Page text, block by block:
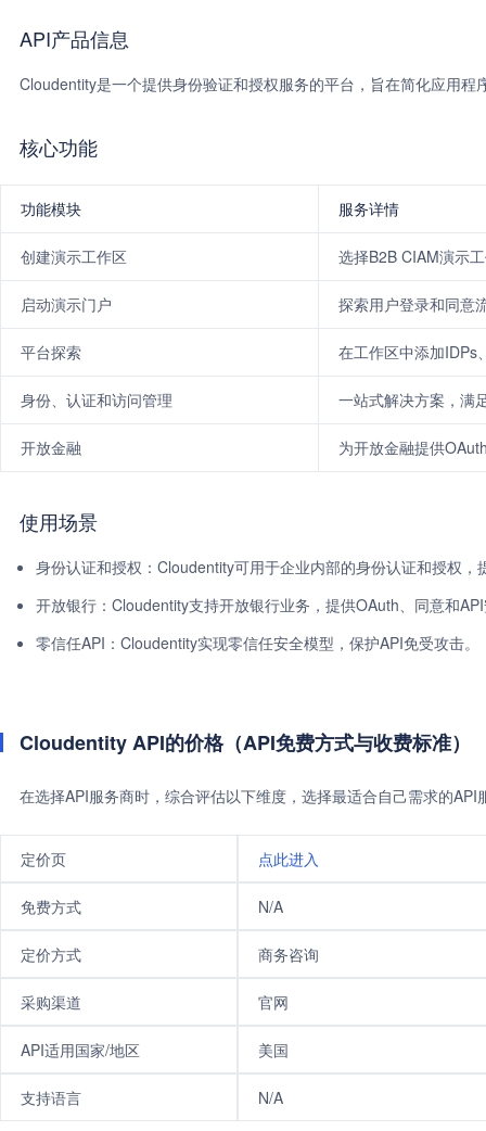
API产品信息
Cloudentity是一个提供身份验证和授权服务的平台，旨在简化应用程
核心功能
功能模块 服务详情
创建演示工作区 选择B2B CIAM演示
启动演示门户 探索用户登录和同意
平台探索 在工作区中添加IDPs
身份、认证和访问管理 一站式解决方案，满
开放金融 为开放金融提供
使用场景
身份认证和授权：Cloudentity可用于企业内部的身份认证和授权，
开放银行：Cloudentity支持开放银行业务，提供OAuth、同意和
零信任API：Cloudentity实现零信任安全模型，保护API免受攻击。
Cloudentity API的价格（API免费方式与收费标准）
在选择API服务商时，综合评估以下维度，选择最适合自己需求的
定价页 点此进入
免费方式 N/A
定价方式 商务咨询
采购渠道 官网
API适用国家/地区 美国
支持语言 N/A